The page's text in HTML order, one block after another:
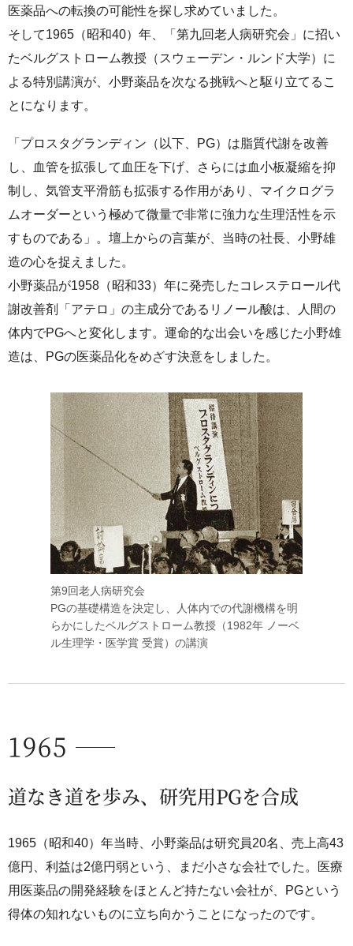
医薬品への転換の可能性を探し求めていました。
そして1965（昭和40）年、「第九回老人病研究会」に招い
たベルグストローム教授（スウェーデン・ルンド大学）に
よる特別講演が、小野薬品を次なる挑戦へと駆り立てるこ
とになります。
「プロスタグランディン（以下、PG）は脂質代謝を改善
し、血管を拡張して血圧を下げ、さらには血小板凝縮を抑
制し、気管支平滑筋も拡張する作用があり、マイクログラ
ムオーダーという極めて微量で非常に強力な生理活性を示
すものである」。壇上からの言葉が、当時の社長、小野雄
造の心を捉えました。
小野薬品が1958（昭和33）年に発売したコレステロール代
謝改善剤「アテロ」の主成分であるリノール酸は、人間の
体内でPGへと変化します。運命的な出会いを感じた小野雄
造は、PGの医薬品化をめざす決意をしました。
第9回老人病研究会
PGの基礎構造を決定し、人体内での代謝機構を明
らかにしたベルグストローム教授（1982年 ノーベ
ル生理学・医学賞 受賞）の講演
1965
道なき道を歩み、研究用PGを合成
1965（昭和40）年当時、小野薬品は研究員20名、売上高43
億円、利益は2億円弱という、まだ小さな会社でした。医療
用医薬品の開発経験をほとんど持たない会社が、PGという
得体の知れないものに立ち向かうことになったのです。